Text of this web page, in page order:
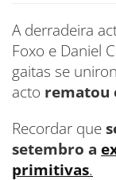
A derradeira
Foxo e Daniel
gaitas se
acto rematou
Recordar que
setembro a
primitivas.